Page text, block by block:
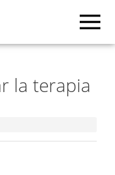
la terapia